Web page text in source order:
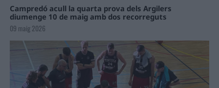
Campredó acull la quarta prova dels Argilers
diumenge 10 de maig amb dos recorreguts
09 maig 2026